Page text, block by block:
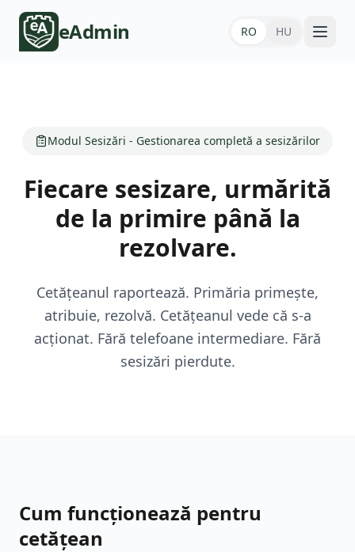
eAdmin RO HU
Modul Sesizări - Gestionarea completă a sesizărilor
Fiecare sesizare, urmărită
de la primire până la
rezolvare.
Cetățeanul raportează. Primăria primește,
atribuie, rezolvă. Cetățeanul vede că s-a
acționat. Fără telefoane intermediare. Fără
sesizări pierdute.
Cum funcționează pentru
cetățean